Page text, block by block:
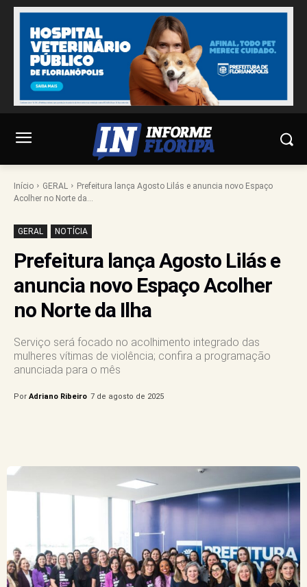
Início GERAL
Prefeitura lança Agosto Lilás e anuncia novo Espaço
Acolher no Norte da...
GERAL NOTÍCIA
Prefeitura lança Agosto Lilás e
anuncia novo Espaço Acolher
no Norte da Ilha
Serviço será focado no acolhimento integrado das
mulheres vítimas de violência; confira a programação
anunciada para o mês
Por Adriano Ribeiro 7 de agosto de 2025